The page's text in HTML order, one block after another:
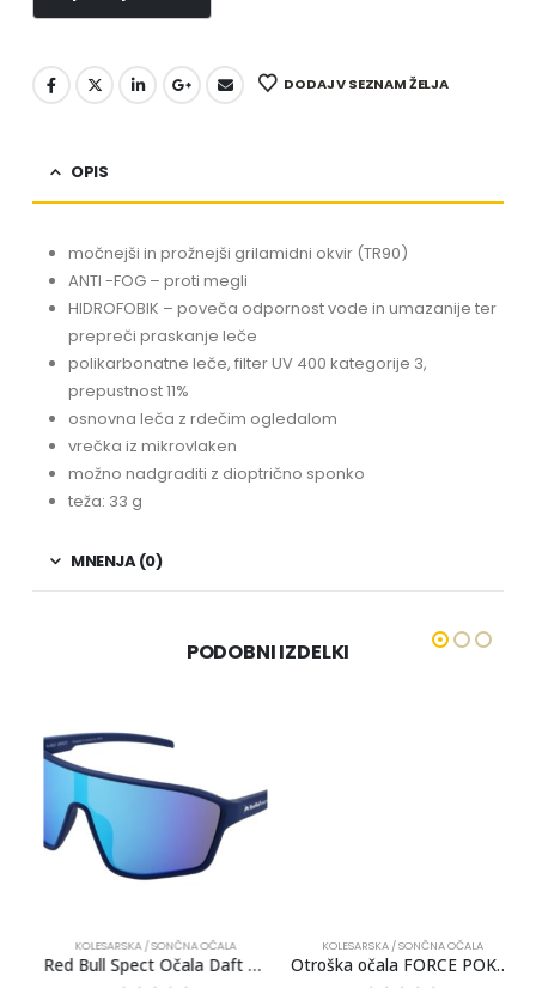
DODAJ V SEZNAM ŽELJA
OPIS
močnejši in prožnejši grilamidni okvir (TR90)
ANTI -FOG – proti megli
HIDROFOBIK – poveča odpornost vode in umazanije ter
prepreči praskanje leče
polikarbonatne leče, filter UV 400 kategorije 3,
prepustnost 11%
osnovna leča z rdečim ogledalom
vrečka iz mikrovlaken
možno nadgraditi z dioptrično sponko
teža: 33 g
MNENJA (0)
PODOBNI IZDELKI
KOLESARSKA / SONČNA OČALA
Red Bull Spect Očala Daft Modra
KOLESARSKA / SONČNA OČALA
Otroška očala FORCE POKEY Matt Roza